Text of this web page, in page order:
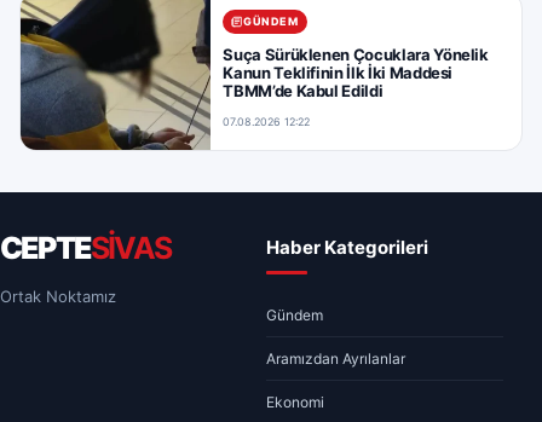
GÜNDEM
Suça Sürüklenen Çocuklara Yönelik
Kanun Teklifinin İlk İki Maddesi
TBMM’de Kabul Edildi
07.08.2026 12:22
CEPTESİVAS
Ortak Noktamız
Haber Kategorileri
Gündem
Aramızdan Ayrılanlar
Ekonomi